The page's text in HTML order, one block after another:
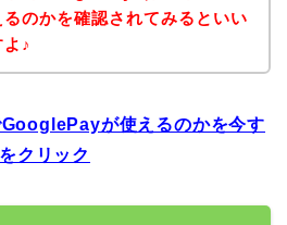
るのかを確認されてみるといい
♪
が使えるのかを今す
クリック